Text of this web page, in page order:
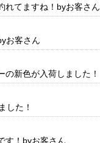
れてますね！byお客さん
お客さん
の新色が入荷しました！
した！
す！byお客さん